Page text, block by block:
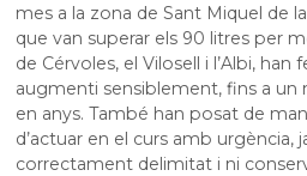
mes a la zona de Sant Miquel de
que van superar els 90 litres per
de Cérvoles, el Vilosell i l’Albi, han
augmenti sensiblement, fins a un
en anys. També han posat de
d’actuar en el curs amb urgència,
correctament delimitat i ni